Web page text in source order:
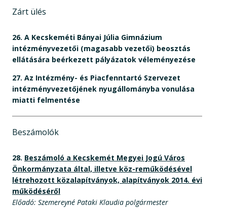
Zárt ülés
26. A Kecskeméti Bányai Júlia Gimnázium
intézményvezetői (magasabb vezetői) beosztás
ellátására beérkezett pályázatok véleményezése
27. Az Intézmény- és Piacfenntartó Szervezet
intézményvezetőjének nyugállományba vonulása
miatti felmentése
Beszámolók
28. Beszámoló a Kecskemét Megyei Jogú Város
Önkormányzata által, illetve köz-reműködésével
létrehozott közalapítványok, alapítványok 2014. évi
működéséről
Előadó: Szemereyné Pataki Klaudia polgármester